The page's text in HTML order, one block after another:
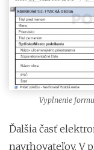
Vyplnenie
Ďalšia časť
navrhovateľov. V